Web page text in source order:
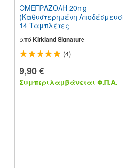
ΟΜΕΠΡΑΖΟΛΗ 20mg
(Καθυστερημένη
14 Ταμπλέτες
από Kirkland Signature
(4)
9,90 €
Συμπεριλαμβάνεται Φ.Π.Α.